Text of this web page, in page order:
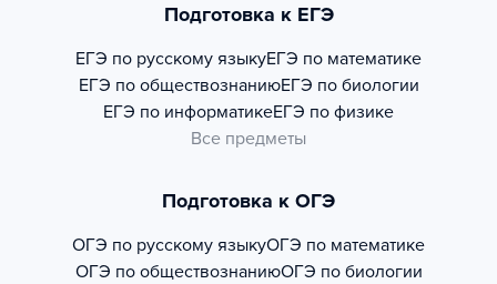
Подготовка к ЕГЭ
ЕГЭ по русскому языкуЕГЭ по математике
ЕГЭ по обществознаниюЕГЭ по биологии
ЕГЭ по информатикеЕГЭ по физике
Все предметы
Подготовка к ОГЭ
ОГЭ по русскому языкуОГЭ по математике
ОГЭ по обществознаниюОГЭ по биологии